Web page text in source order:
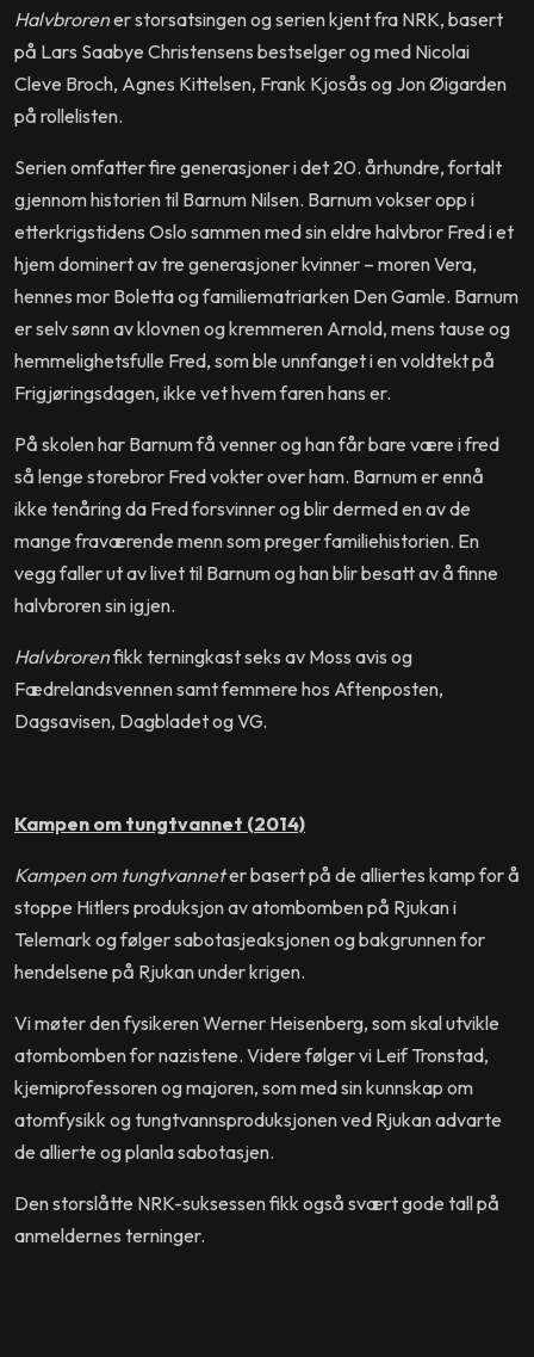
Halvbrorener storsatsingen og serien kjent fra NRK, basert
på Lars Saabye Christensens bestselger og med Nicolai
Cleve Broch, Agnes Kittelsen, Frank Kjosås og Jon Øigarden
på rollelisten.
Serien omfatter fire generasjoner i det 20. århundre, fortalt
gjennom historien til Barnum Nilsen. Barnum vokser opp i
etterkrigstidens Oslo sammen med sin eldre halvbror Fred i et
hjem dominert av tre generasjoner kvinner – moren Vera,
hennes mor Boletta og familiematriarken Den Gamle. Barnum
er selv sønn av klovnen og kremmeren Arnold, mens tause og
hemmelighetsfulle Fred, som ble unnfanget i en voldtekt på
Frigjøringsdagen, ikke vet hvem faren hans er.
På skolen har Barnum få venner og han får bare være i fred
så lenge storebror Fred vokter over ham. Barnum er ennå
ikke tenåring da Fred forsvinner og blir dermed en av de
mange fraværende menn som preger familiehistorien. En
vegg faller ut av livet til Barnum og han blir besatt av å finne
halvbroren sin igjen.
Halvbrorenfikk terningkast seks av Moss avis og
Fædrelandsvennen samt femmere hos Aftenposten,
Dagsavisen, Dagbladet og VG.
Kampen om tungtvannet (2014)
Kampen om tungtvanneter basert på de alliertes kamp for å
stoppe Hitlers produksjon av atombomben på Rjukan i
Telemark og følger sabotasjeaksjonen og bakgrunnen for
hendelsene på Rjukan under krigen.
Vi møter den fysikeren Werner Heisenberg, som skal utvikle
atombomben for nazistene. Videre følger vi Leif Tronstad,
kjemiprofessoren og majoren, som med sin kunnskap om
atomfysikk og tungtvannsproduksjonen ved Rjukan advarte
de allierte og planla sabotasjen.
Den storslåtte NRK-suksessen fikk også svært gode tall på
anmeldernes terninger.